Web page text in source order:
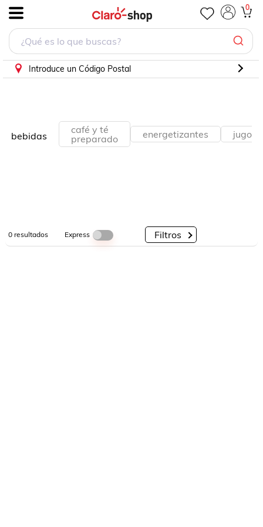
0
Introduce un Código Postal
bebidas
café y té
preparado
energetizantes jugos
0resultados Express Filtros
PorCategorías
PorMarcas
PorDescuento